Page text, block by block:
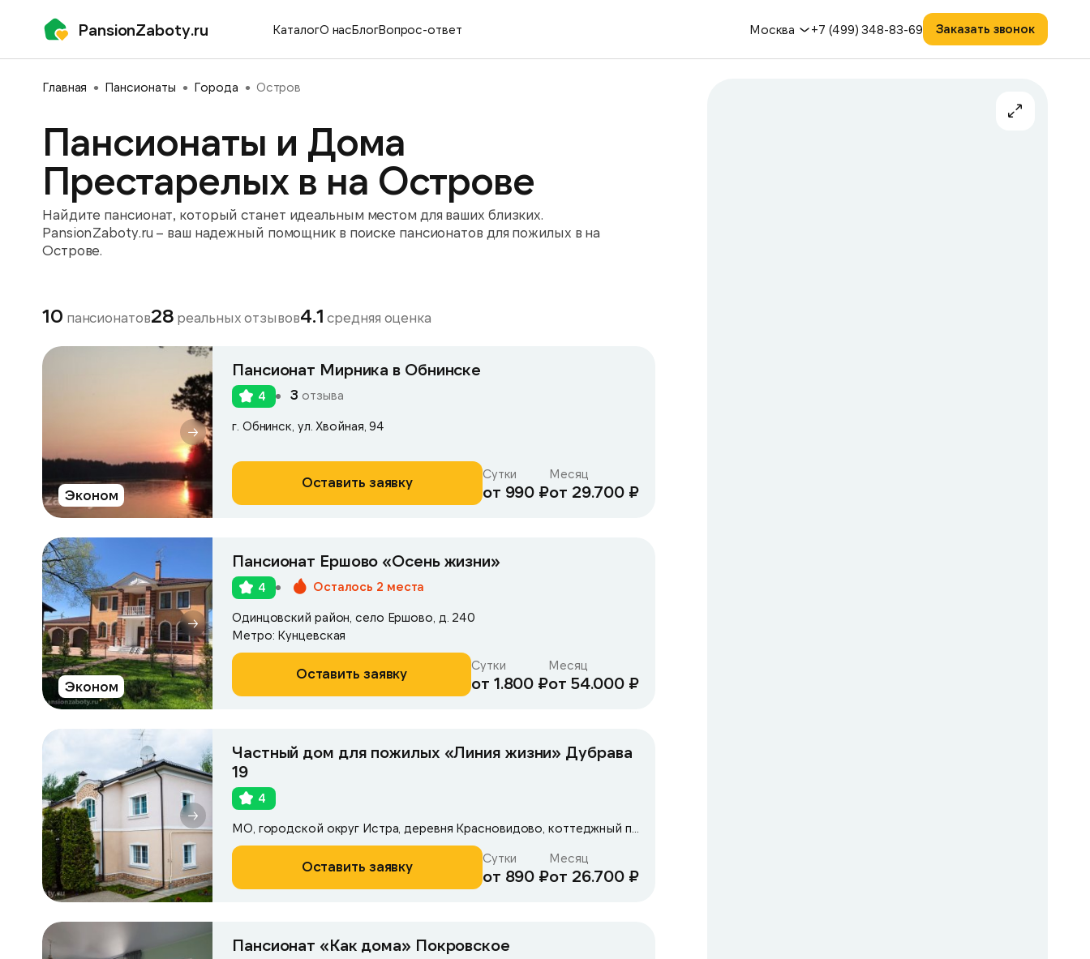
PansionZaboty.ru КаталогО насБлогВопрос-ответ Москва +7 (499) 348-83-69 Заказать звонок
Главная Пансионаты Города Остров
Пансионаты и Дома
Престарелых в на Острове
Найдите пансионат, который станет идеальным местом для ваших близких.
PansionZaboty.ru – ваш надежный помощник в поиске пансионатов для пожилых в на
Острове.
10 пансионатов28 реальных отзывов4.1 средняя оценка
Эконом
Пансионат Мирника в Обнинске
4 3 отзыва
г. Обнинск, ул. Хвойная, 94
Оставить заявку Сутки
от 990 ₽
Месяц
от 29.700 ₽
Эконом
Пансионат Ершово «Осень жизни»
4 Осталось 2 места
Одинцовский район, село Ершово, д. 240
Метро: Кунцевская
Оставить заявку Сутки
от 1.800 ₽
Месяц
от 54.000 ₽
Частный дом для пожилых «Линия жизни» Дубрава
19
4
Оставить заявку Сутки
от 890 ₽
Месяц
от 26.700 ₽
Пансионат «Как дома» Покровское